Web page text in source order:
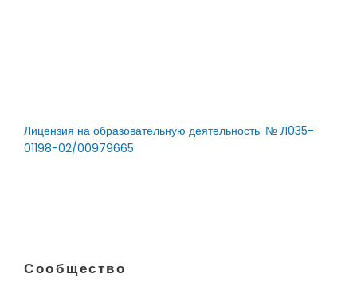
Лицензия на образовательную деятельность: № Л035-
01198-02/00979665
Сообщество